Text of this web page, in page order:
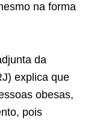
na forma
da
explica que
obesas,
pois